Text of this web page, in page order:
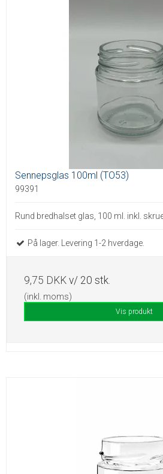
Sennepsglas 100ml (TO53)
99391
Rund bredhalset glas, 100 ml. inkl.
På lager. Levering 1-2 hverdage.
9,75 DKK v/ 20 stk.
(inkl. moms)
Vis produkt